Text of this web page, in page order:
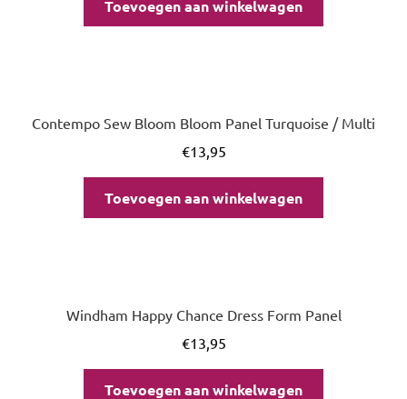
Toevoegen aan winkelwagen
Contempo Sew Bloom Bloom Panel Turquoise / Multi
€13,95
Toevoegen aan winkelwagen
Windham Happy Chance Dress Form Panel
€13,95
Toevoegen aan winkelwagen